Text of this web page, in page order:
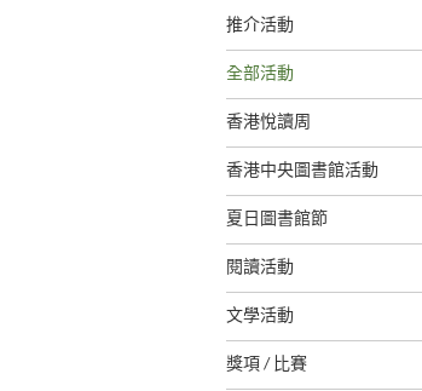
推介活動
全部活動
香港悅讀周
香港中央圖書館活動
夏日圖書館節
閱讀活動
文學活動
獎項 / 比賽